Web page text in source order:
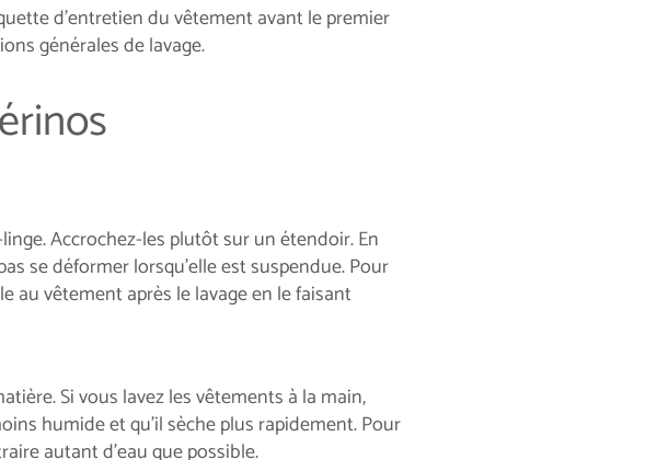
d'entretien du vêtement avant le premier
générales de lavage.
Accrochez-les plutôt sur un étendoir. En
se déformer lorsqu’elle est suspendue. Pour
au vêtement après le lavage en le faisant
Si vous lavez les vêtements à la main,
humide et qu’il sèche plus rapidement. Pour
autant d'eau que possible.